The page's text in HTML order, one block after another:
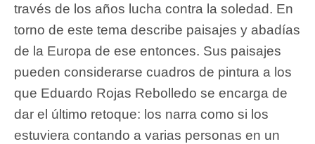
través de los años lucha contra la soledad. En
torno de este tema describe paisajes y abadías
de la Europa de ese entonces. Sus paisajes
pueden considerarse cuadros de pintura a los
que Eduardo Rojas Rebolledo se encarga de
dar el último retoque: los narra como si los
estuviera contando a varias personas en un